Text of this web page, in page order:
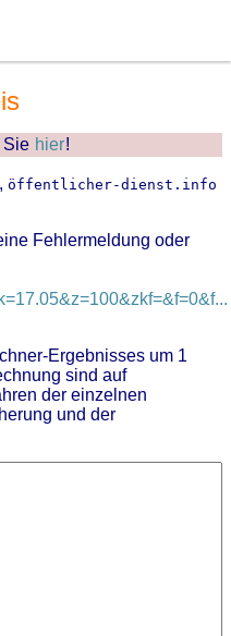
Sie hier!
öffentlicher-dienst.info
Fehlermeldung oder
Ergebnisses um 1
sind auf
der einzelnen
und der